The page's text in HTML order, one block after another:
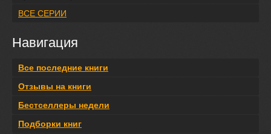
ВСЕ СЕРИИ
Навигация
Все последние книги
Отзывы на книги
Бестселлеры недели
Подборки книг